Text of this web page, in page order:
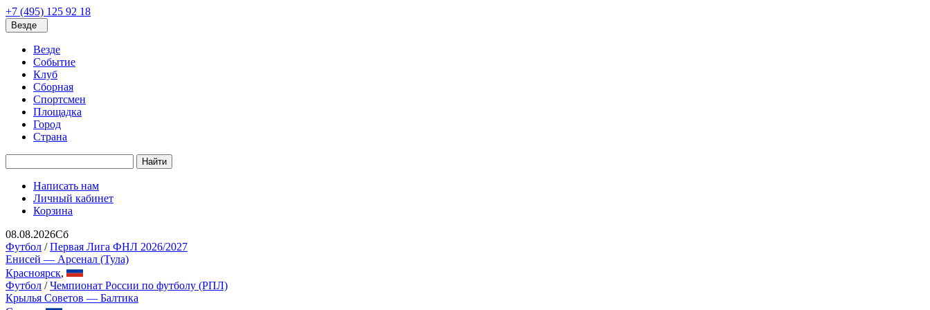
+7 (495) 125 92 18
Везде
Везде
Событие
Клуб
Сборная
Спортсмен
Площадка
Город
Страна
Найти
Написать нам
Личный кабинет
Корзина
08.08.2026Сб
Футбол /Первая Лига ФНЛ 2026/2027
Енисей — Арсенал (Тула)
Красноярск,
Футбол /Чемпионат России по футболу (РПЛ)
Крылья Советов — Балтика